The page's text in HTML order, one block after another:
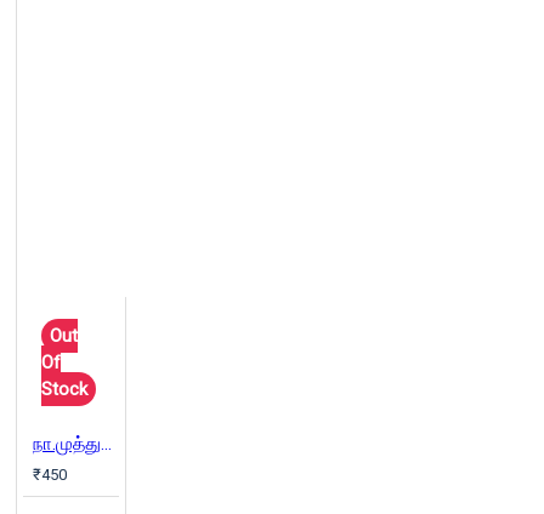
Out
Of
Stock
நா.முத்துக்குமார் நூல்கள் (Combo)
₹450